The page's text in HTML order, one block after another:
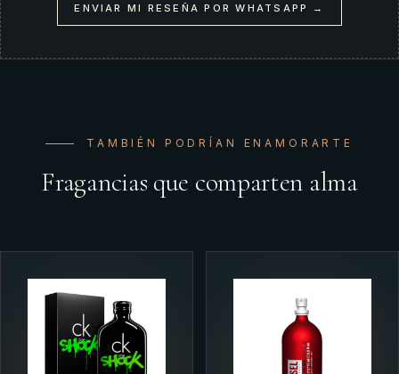
ENVIAR MI RESEÑA POR WHATSAPP →
TAMBIÉN PODRÍAN ENAMORARTE
Fragancias que comparten alma